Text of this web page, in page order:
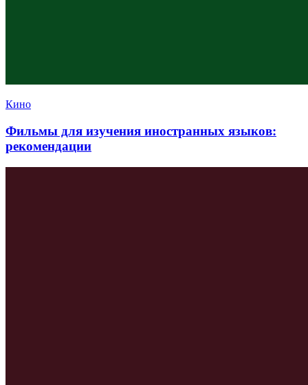
Кино
Фильмы для изучения иностранных языков:
рекомендации